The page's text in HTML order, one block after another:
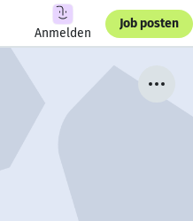
Anmelden
Job posten